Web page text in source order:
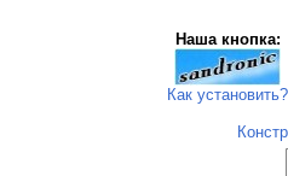
Наша кнопка:
Как установить?